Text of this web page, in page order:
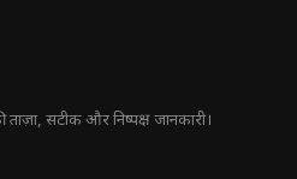
सटीक और निष्पक्ष जानकारी।